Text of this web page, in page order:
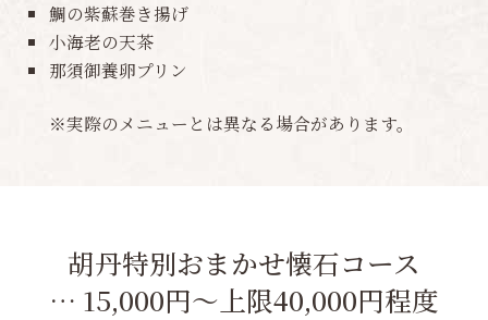
鯛の紫蘇巻き揚げ
小海老の天茶
那須御養卵プリン
※実際のメニューとは異なる場合があります。
胡丹特別おまかせ懐石コース
… 15,000円〜上限40,000円程度